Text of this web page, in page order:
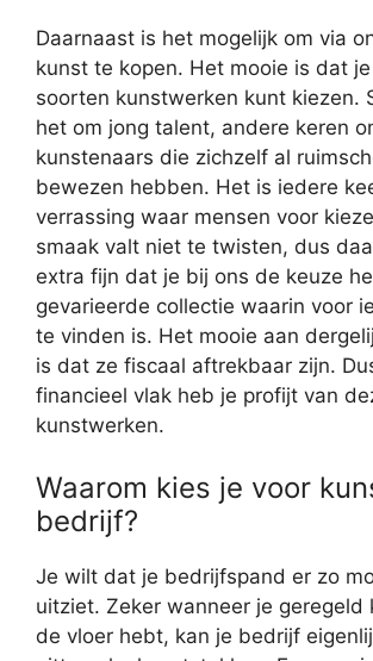
Daarnaast is het mogelijk om via
kunst te kopen. Het mooie is dat
soorten kunstwerken kunt kiezen.
het om jong talent, andere keren
kunstenaars die zichzelf al
bewezen hebben. Het is iedere
verrassing waar mensen voor
smaak valt niet te twisten, dus
extra fijn dat je bij ons de keuze
gevarieerde collectie waarin voor
te vinden is. Het mooie aan
is dat ze fiscaal aftrekbaar zijn.
financieel vlak heb je profijt van
kunstwerken.
Waarom kies je voor
bedrijf?
Je wilt dat je bedrijfspand er zo
uitziet. Zeker wanneer je geregeld
de vloer hebt, kan je bedrijf